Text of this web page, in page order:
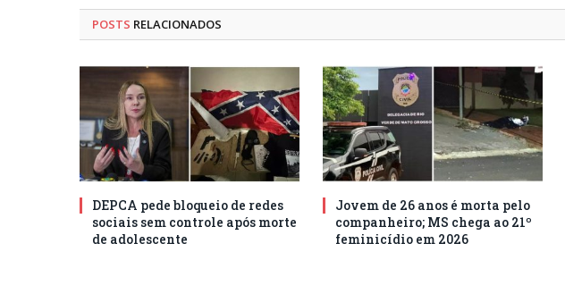
POSTS RELACIONADOS
DEPCA pede bloqueio de redes
sociais sem controle após morte
de adolescente
Jovem de 26 anos é morta pelo
companheiro; MS chega ao 21º
feminicídio em 2026